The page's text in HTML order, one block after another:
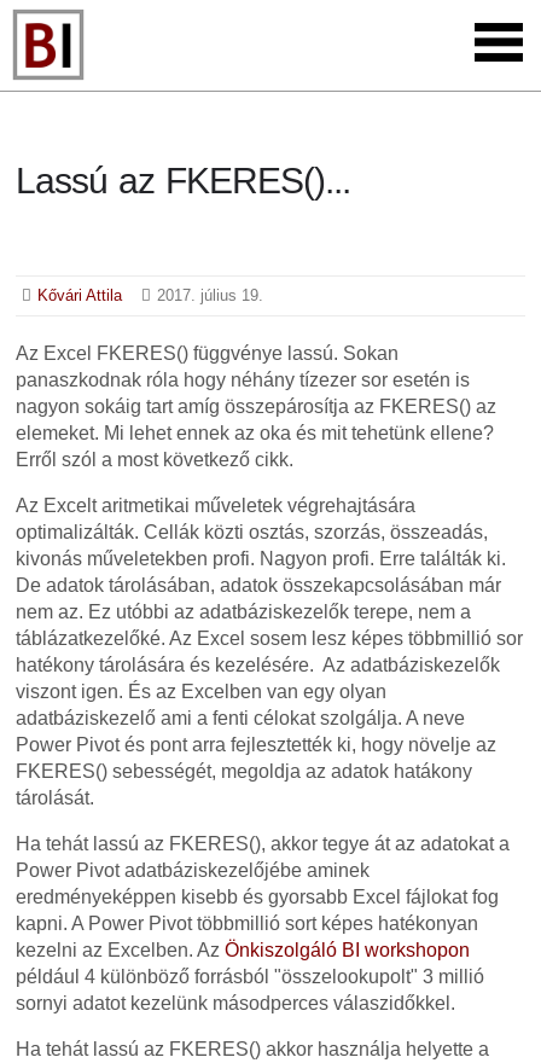
Lassú az FKERES()...
Kővári Attila 2017. július 19.
Az Excel FKERES() függvénye lassú. Sokan
panaszkodnak róla hogy néhány tízezer sor esetén is
nagyon sokáig tart amíg összepárosítja az FKERES() az
elemeket. Mi lehet ennek az oka és mit tehetünk ellene?
Erről szól a most következő cikk.
Az Excelt aritmetikai műveletek végrehajtására
optimalizálták. Cellák közti osztás, szorzás, összeadás,
kivonás műveletekben profi. Nagyon profi. Erre találták ki.
De adatok tárolásában, adatok összekapcsolásában már
nem az. Ez utóbbi az adatbáziskezelők terepe, nem a
táblázatkezelőké. Az Excel sosem lesz képes többmillió sor
hatékony tárolására és kezelésére. Az adatbáziskezelők
viszont igen. És az Excelben van egy olyan
adatbáziskezelő ami a fenti célokat szolgálja. A neve
Power Pivot és pont arra fejlesztették ki, hogy növelje az
FKERES() sebességét, megoldja az adatok hatákony
tárolását.
Ha tehát lassú az FKERES(), akkor tegye át az adatokat a
Power Pivot adatbáziskezelőjébe aminek
eredményeképpen kisebb és gyorsabb Excel fájlokat fog
kapni. A Power Pivot többmillió sort képes hatékonyan
kezelni az Excelben. AzÖnkiszolgáló BI workshopon
például 4 különböző forrásból "összelookupolt" 3 millió
sornyi adatot kezelünk másodperces válaszidőkkel.
Ha tehát lassú az FKERES() akkor használja helyette a